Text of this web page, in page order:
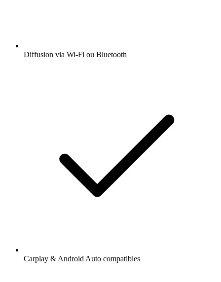
Diffusion via Wi-Fi ou Bluetooth
Carplay & Android Auto compatibles